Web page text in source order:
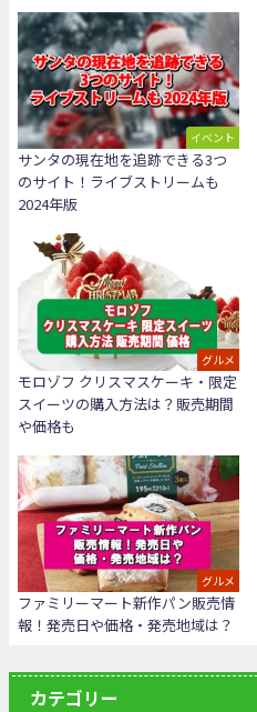
イベント
サンタの現在地を追跡できる3つ
のサイト！ライブストリームも
2024年版
グルメ
モロゾフ クリスマスケーキ・限定
スイーツの購入方法は？販売期間
や価格も
グルメ
ファミリーマート新作パン販売情
報！発売日や価格・発売地域は？
カテゴリー